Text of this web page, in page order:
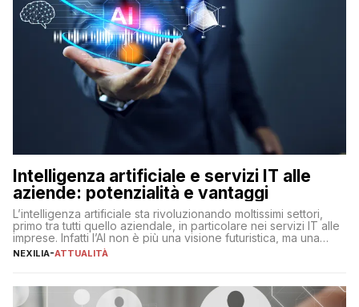
Intelligenza artificiale e servizi IT alle
aziende: potenzialità e vantaggi
L’intelligenza artificiale sta rivoluzionando moltissimi settori,
primo tra tutti quello aziendale, in particolare nei servizi IT alle
imprese. Infatti l’AI non è più una visione futuristica, ma una
realtà operativa che sta portando a un cambio significativo in
operazioni, bensì comporta […]
NEXILIA-ATTUALITÀ